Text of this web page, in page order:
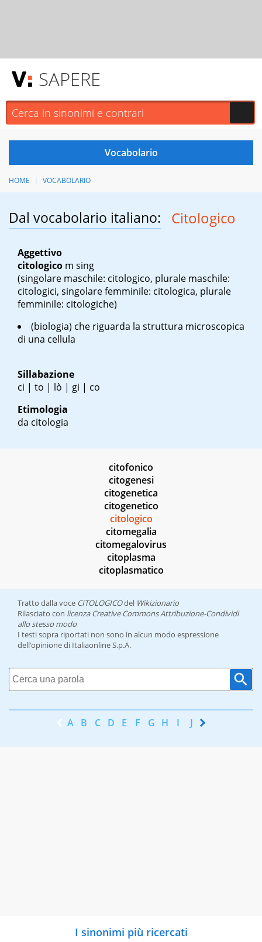
SAPERE
HOME VOCABOLARIO
Dal vocabolario italiano: Citologico
Aggettivo
citologico m sing
(singolare maschile: citologico, plurale maschile:
citologici, singolare femminile: citologica, plurale
femminile: citologiche)
(biologia) che riguarda la struttura microscopica
di una cellula
Sillabazione
ci | to | lò | gi | co
Etimologia
da citologia
citofonico
citogenesi
citogenetica
citogenetico
citologico
citomegalia
citomegalovirus
citoplasma
citoplasmatico
Tratto dalla voce CITOLOGICOdel Wikizionario
Rilasciato con licenza Creative Commons Attribuzione-Condividi
allo stesso modo
I testi sopra riportati non sono in alcun modo espressione
dell’opinione di Italiaonline S.p.A.
A B C D E F G H I J K
I sinonimi più ricercati